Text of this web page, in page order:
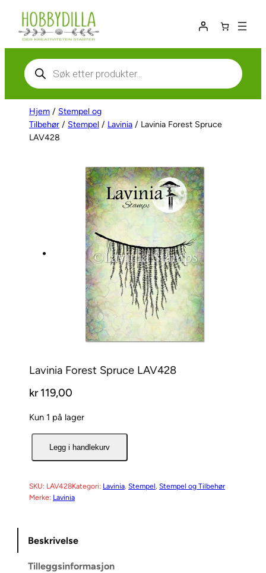
Hopp
innhold
Products
search
Hjem / Stempel og
Tilbehør / Stempel / Lavinia / Lavinia Forest Spruce
LAV428
Lavinia Forest Spruce LAV428
kr119,00
Kun 1 på lager
i
n
F
Legg i handlekurv
SKU: LAV428Kategori: Lavinia, Stempel, Stempel og Tilbehør
Merke: Lavinia
Beskrivelse
Tilleggsinformasjon